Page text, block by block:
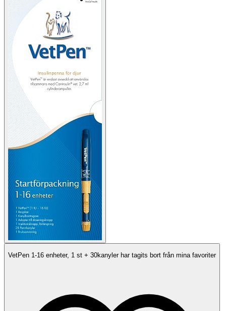
VetPen 1-16 enheter, 1 st + 30kanyler har tagits bort från mina favoriter